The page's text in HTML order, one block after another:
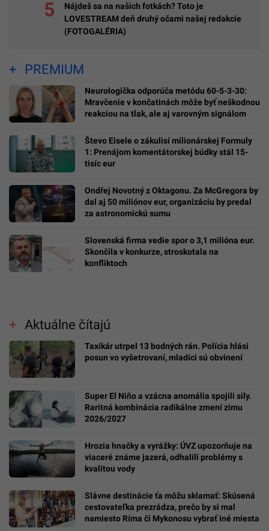
Nájdeš sa na našich fotkách? Toto je
LOVESTREAM deň druhý očami našej redakcie
(FOTOGALÉRIA)
PREMIUM
Neurologička odporúča metódu 60-5-3-30:
Mravčenie v končatinách môže byť neškodnou
reakciou na tlak, ale aj varovným signálom
Števo Eisele o zákulisí milionárskej Formuly
1: Prenájom komentátorskej búdky stál 15-
tisíc eur
Ondřej Novotný z Oktagonu. Za McGregora by
dal aj 50 miliónov eur, organizáciu by predal
za astronomickú sumu
Slovenská firma vedie spor o 3,1 milióna eur.
Skončila v konkurze, stroskotala na
konfliktoch
Aktuálne čítajú
Taxikár utrpel 13 bodných rán. Polícia hlási
posun vo vyšetrovaní, mladíci sú obvinení
Super El Niño a vzácna anomália spojili sily.
Raritná kombinácia radikálne zmení zimu
2026/2027
Hrozia hnačky a vyrážky: ÚVZ upozorňuje na
viaceré známe jazerá, odhalili problémy s
kvalitou vody
Slávne destinácie ťa môžu sklamať: Skúsená
cestovateľka prezrádza, prečo by si mal
namiesto Ríma či Mykonosu vybrať iné miesta